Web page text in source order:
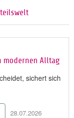
modernen Alltag
sichert sich
28.07.2026